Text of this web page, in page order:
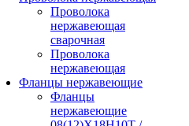
Проволока
нержавеющая
сварочная
Проволока
нержавеющая
Фланцы нержавеющие
Фланцы
нержавеющие